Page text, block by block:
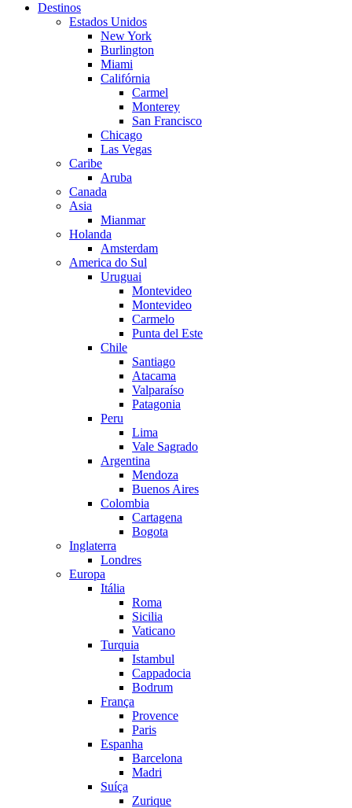
Destinos
Estados Unidos
New York
Burlington
Miami
Califórnia
Carmel
Monterey
San Francisco
Chicago
Las Vegas
Caribe
Aruba
Canada
Asia
Mianmar
Holanda
Amsterdam
America do Sul
Uruguai
Montevideo
Montevideo
Carmelo
Punta del Este
Chile
Santiago
Atacama
Valparaíso
Patagonia
Peru
Lima
Vale Sagrado
Argentina
Mendoza
Buenos Aires
Colombia
Cartagena
Bogota
Inglaterra
Londres
Europa
Itália
Roma
Sicilia
Vaticano
Turquia
Istambul
Cappadocia
Bodrum
França
Provence
Paris
Espanha
Barcelona
Madri
Suíça
Zurique